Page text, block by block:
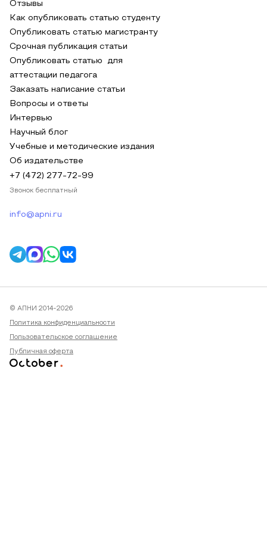
Отзывы
Как опубликовать статью студенту
Опубликовать статью магистранту
Срочная публикация статьи
Опубликовать статью для
аттестации педагога
Заказать написание статьи
Вопросы и ответы
Интервью
Научный блог
Учебные и методические издания
Об издательстве
+7 (472) 277-72-99
Звонок бесплатный
info@apni.ru
© АПНИ 2014-2026
Политика конфиденциальности
Пользовательское соглашение
Публичная оферта